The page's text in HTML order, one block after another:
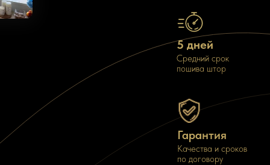
Средний срок
пошива штор
5 дней
Качества и сроков
по договору
Гарантия
Шторы как инструмент
планировки
Элегантное зонирование портьерами
Портьера,
стиль
ПОДРОБНЕЕ